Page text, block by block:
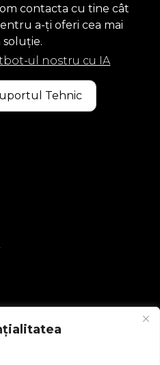
contacta cu tine cât
a-ți oferi cea mai
soluție.
ul nostru cu IA
Tehnic